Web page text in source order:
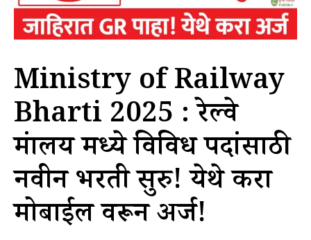
Ministry of Railway
Bharti 2025 : रेल्वे
मंत्रालय मध्ये विविध पदांसाठी
नवीन भरती सुरु! येथे करा
मोबाईल वरून अर्ज!